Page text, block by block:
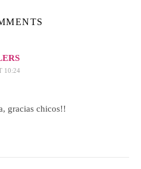
10:24
gracias chicos!!